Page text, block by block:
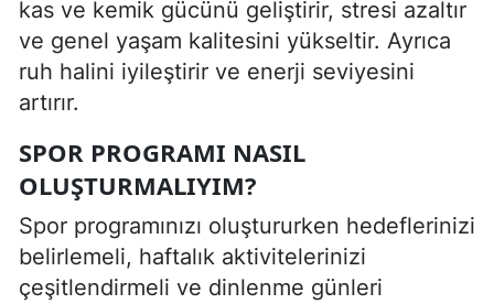
kas ve kemik gücünü geliştirir, stresi azaltır
ve genel yaşam kalitesini yükseltir. Ayrıca
ruh halini iyileştirir ve enerji seviyesini
artırır.
SPOR PROGRAMI NASIL
OLUŞTURMALIYIM?
Spor programınızı oluştururken hedeflerinizi
belirlemeli, haftalık aktivitelerinizi
çeşitlendirmeli ve dinlenme günleri